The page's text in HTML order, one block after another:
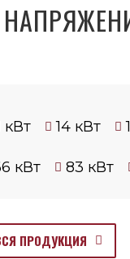
кВт 14 кВт
кВт 83 кВт
ПРОДУКЦИЯ